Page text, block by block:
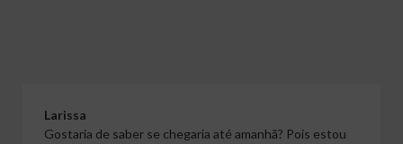
Larissa
Gostaria de saber se chegaria até amanhã? Pois estou